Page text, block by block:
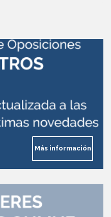
Más información